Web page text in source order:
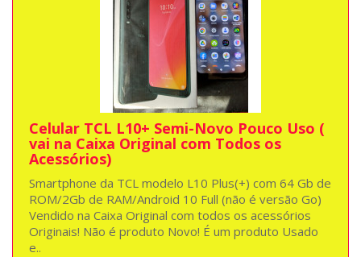
Celular TCL L10+ Semi-Novo Pouco Uso (
vai na Caixa Original com Todos os
Acessórios)
Smartphone da TCL modelo L10 Plus(+) com 64 Gb de
ROM/2Gb de RAM/Android 10 Full (não é versão Go)
Vendido na Caixa Original com todos os acessórios
Originais! Não é produto Novo! É um produto Usado
e..